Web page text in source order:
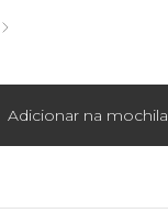
Adicionar na mochila